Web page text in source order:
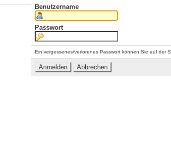
Benutzername
Passwort
Ein vergessenes/verlorenes Passwort können Sie auf der